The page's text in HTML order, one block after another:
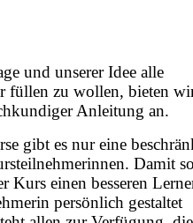
und unserer Idee alle
füllen zu wollen, bieten
Anleitung an.
gibt es nur eine
Damit
Kurs einen besseren
persönlich gestaltet